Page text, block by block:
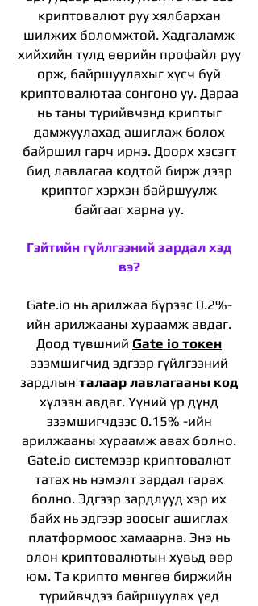
криптовалют руу хялбархан
шилжих боломжтой. Хадгаламж
хийхийн тулд өөрийн профайл руу
орж, байршуулахыг хүсч буй
криптовалютаа сонгоно уу. Дараа
нь таны түрийвчэнд криптыг
дамжуулахад ашиглаж болох
байршил гарч ирнэ. Доорх хэсэгт
бид лавлагаа кодтой бирж дээр
криптог хэрхэн байршуулж
байгааг харна уу.
Гэйтийн гүйлгээний зардал хэд
вэ?
Gate.io нь арилжаа бүрээс 0.2%-
ийн арилжааны хураамж авдаг.
Доод түвшний Gate io токен
эзэмшигчид эдгээр гүйлгээний
зардлын талаар лавлагааны код
хүлээн авдаг. Үүний үр дүнд
эзэмшигчдээс 0.15% -ийн
арилжааны хураамж авах болно.
Gate.io системээр криптовалют
татах нь нэмэлт зардал гарах
болно. Эдгээр зардлууд хэр их
байх нь эдгээр зоосыг ашиглах
платформоос хамаарна. Энэ нь
олон криптовалютын хувьд өөр
юм. Та крипто мөнгөө биржийн
түрийвчдээ байршуулах үед